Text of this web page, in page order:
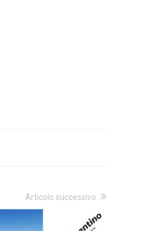
Articolo successivo